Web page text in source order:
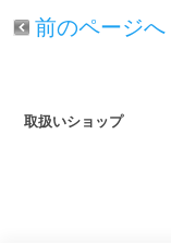
前のページへ
取扱いショップ